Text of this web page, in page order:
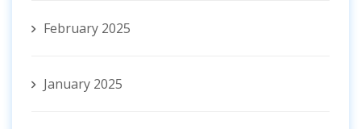
February 2025
January 2025